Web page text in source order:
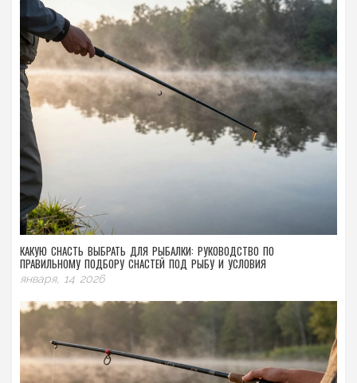
КАКУЮ СНАСТЬ ВЫБРАТЬ ДЛЯ РЫБАЛКИ: РУКОВОДСТВО ПО
ПРАВИЛЬНОМУ ПОДБОРУ СНАСТЕЙ ПОД РЫБУ И УСЛОВИЯ
января, 14 2026